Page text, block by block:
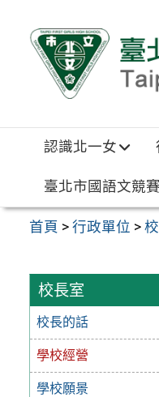
認識北一女
臺北市國語文競賽
首頁 >行政單位 >
校長室
校長的話
學校經營
學校願景